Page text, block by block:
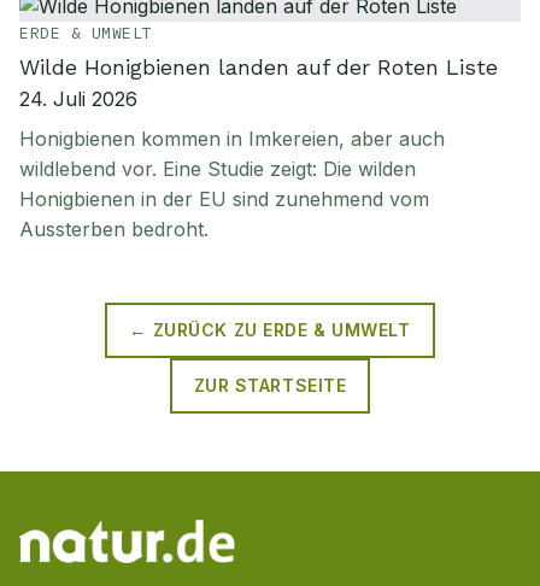
ERDE & UMWELT
Wilde Honigbienen landen auf der Roten Liste
24. Juli 2026
Honigbienen kommen in Imkereien, aber auch
wildlebend vor. Eine Studie zeigt: Die wilden
Honigbienen in der EU sind zunehmend vom
Aussterben bedroht.
← ZURÜCK ZU ERDE & UMWELT
ZUR STARTSEITE